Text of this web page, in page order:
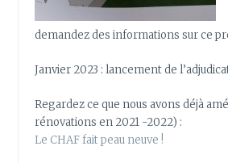
demandez des informations sur ce
Janvier 2023 : lancement de
Regardez ce que nous avons déjà
rénovations en 2021 -2022) :
Le CHAF fait peau neuve !